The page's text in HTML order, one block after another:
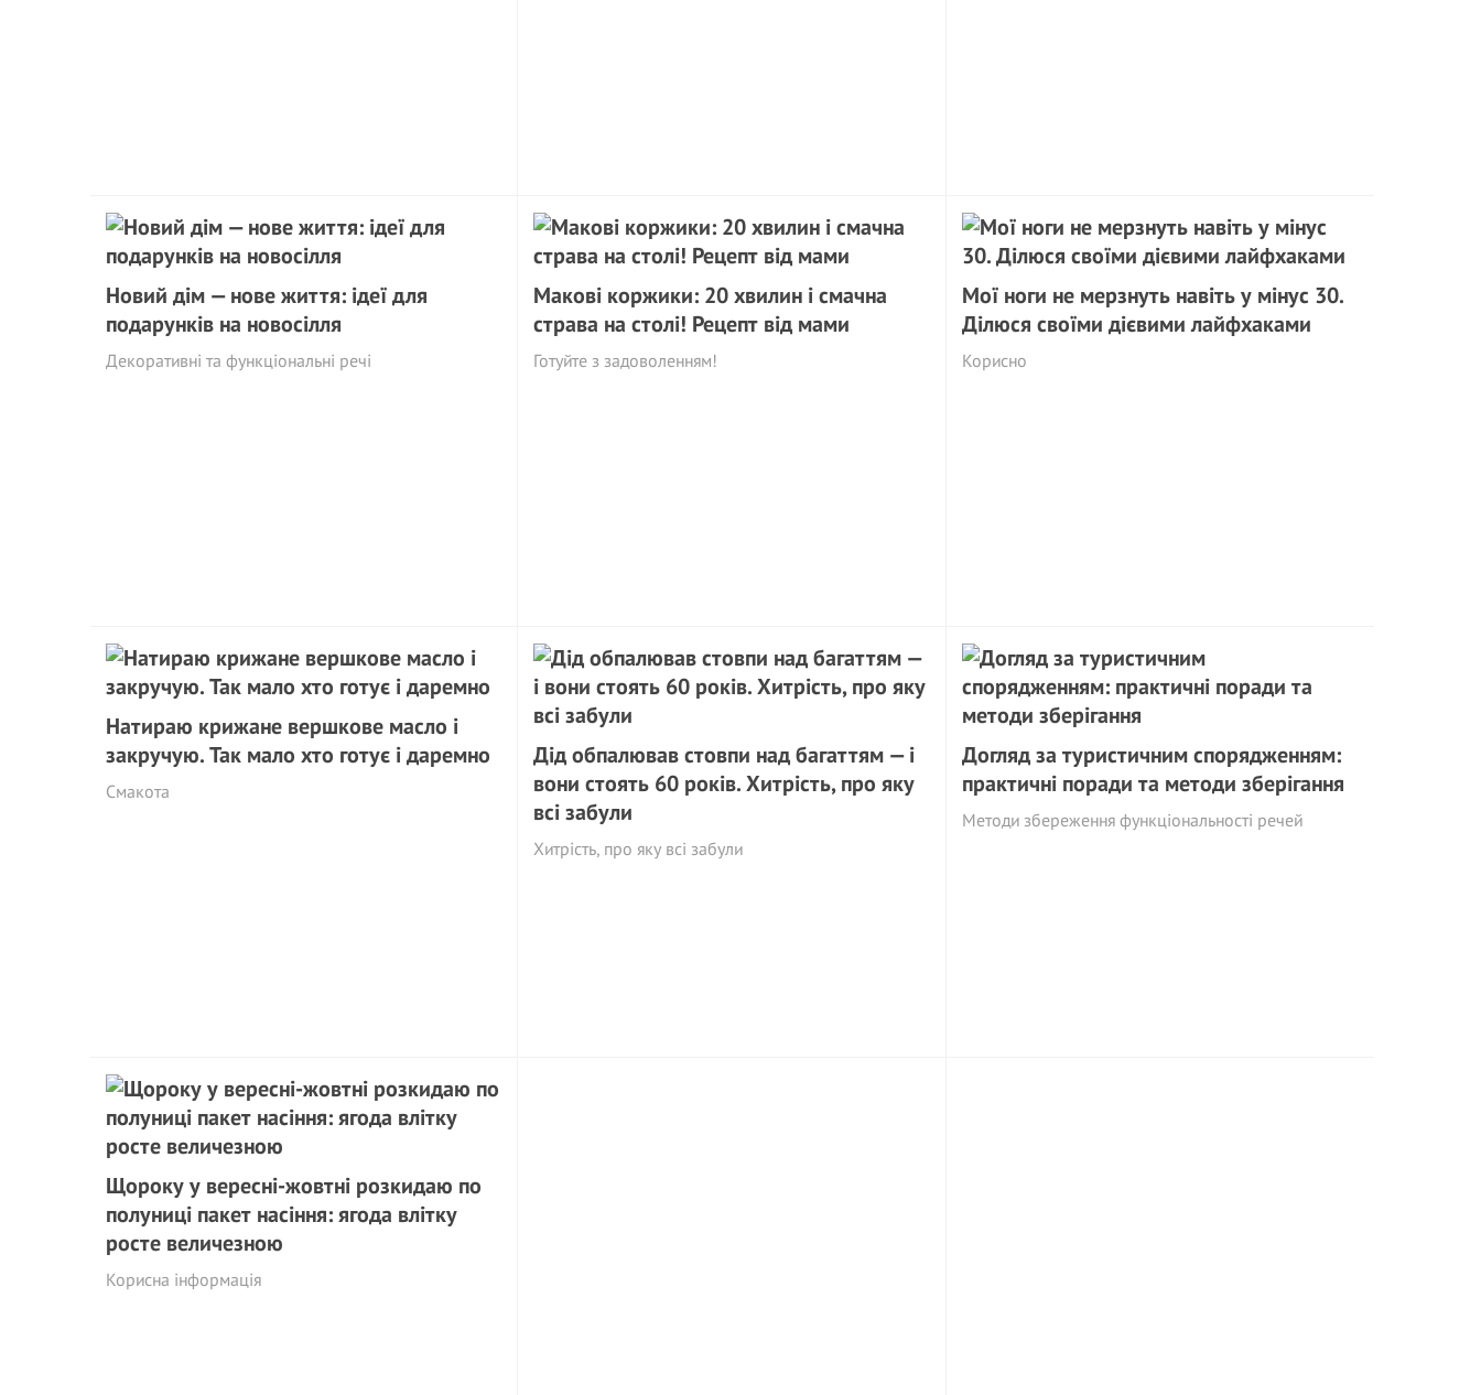
Новий дім — нове життя: ідеї для
подарунків на новосілля
Декоративні та функціональні речі
Макові коржики: 20 хвилин і смачна
страва на столі! Рецепт від мами
Готуйте з задоволенням!
Мої ноги не мерзнуть навіть у мінус 30.
Ділюся своїми дієвими лайфхаками
Корисно
Натираю крижане вершкове масло і
закручую. Так мало хто готує і даремно
Смакота
Дід обпалював стовпи над багаттям — і
вони стоять 60 років. Хитрість, про яку
всі забули
Хитрість, про яку всі забули
Догляд за туристичним спорядженням:
практичні поради та методи зберігання
Методи збереження функціональності речей
Щороку у вересні-жовтні розкидаю по
полуниці пакет насіння: ягода влітку
росте величезною
Корисна інформація